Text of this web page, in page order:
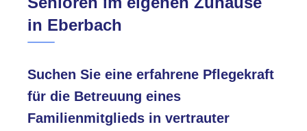
in Eberbach
Suchen Sie eine erfahrene Pflegekraft
für die Betreuung eines
Familienmitglieds in vertrauter